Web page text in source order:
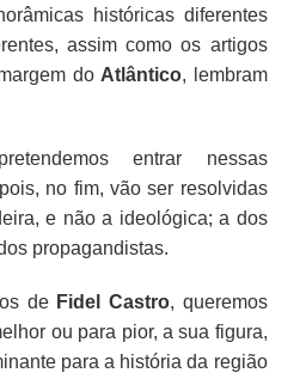
históricas diferentes
assim como os artigos
do Atlântico, lembram
entrar nessas
no fim, vão ser resolvidas
e não a ideológica; a dos
propagandistas.
de Fidel Castro, queremos
ou para pior, a sua figura,
para a história da região